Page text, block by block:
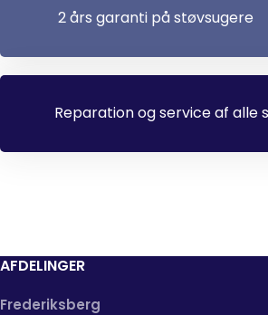
2 års garanti på støvsugere
Reparation og service af alle
AFDELINGER
Frederiksberg